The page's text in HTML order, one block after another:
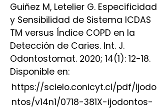
Guiñez M, Letelier G. Especificidad
y Sensibilidad de Sistema ICDAS
TM versus Índice COPD en la
Detección de Caries. Int. J.
Odontostomat. 2020; 14(1): 12-18.
Disponible en:
https://scielo.conicyt.cl/pdf/ijodo
ntos/v14n1/0718-381X-ijodontos-